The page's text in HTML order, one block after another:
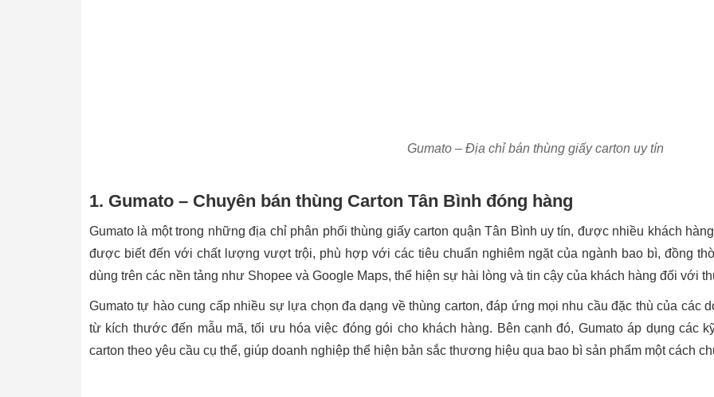
Gumato – Địa chỉ bán thùng giấy carton uy tín
1. Gumato – Chuyên bán thùng Carton Tân Bình đóng hàng
Gumato là một trong những địa chỉ phân phối thùng giấy carton quận Tân Bình uy tín, được nhiều khách
được biết đến với chất lượng vượt trội, phù hợp với các tiêu chuẩn nghiêm ngặt của ngành bao bì, đồng
dùng trên các nền tảng như Shopee và Google Maps, thể hiện sự hài lòng và tin cậy của khách hàng đối với
Gumato tự hào cung cấp nhiều sự lựa chọn đa dạng về thùng carton, đáp ứng mọi nhu cầu đặc thù của các
từ kích thước đến mẫu mã, tối ưu hóa việc đóng gói cho khách hàng. Bên cạnh đó, Gumato áp dụng các
carton theo yêu cầu cụ thể, giúp doanh nghiệp thể hiện bản sắc thương hiệu qua bao bì sản phẩm một cách